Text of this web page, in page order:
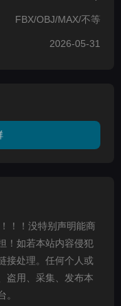
FBX/OBJ/MAX/不等
2026-05-31
！！没特别声明能商
！如若本站内容侵犯
接处理。任何个人或
盗用、采集、发布本